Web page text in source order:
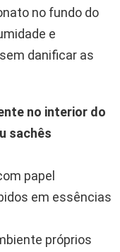
no fundo do
e
danificar as
no interior do
sachês
papel
em essências
próprios